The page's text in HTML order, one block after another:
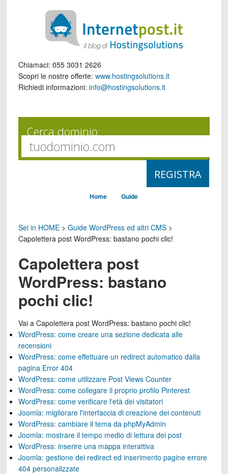
Chiamaci: 055 3031 2626
Scopri le nostre offerte: www.hostingsolutions.it
Richiedi informazioni: info@hostingsolutions.it
Cerca dominio:
Home Guide
Sei in HOME> Guide WordPress ed altri CMS>
Capolettera post WordPress: bastano pochi clic!
Capolettera post
WordPress: bastano
pochi clic!
Vai a Capolettera post WordPress: bastano pochi clic!
WordPress: come creare una sezione dedicata alle
recensioni
WordPress: come effettuare un redirect automatico dalla
pagina Error 404
WordPress: come utilizzare Post Views Counter
WordPress: come collegare il proprio profilo Pinterest
WordPress: come verificare l'età dei visitatori
Joomla: migliorare l'interfaccia di creazione dei contenuti
WordPress: cambiare il tema da phpMyAdmin
Joomla: mostrare il tempo medio di lettura dei post
WordPress: inserire una mappa interattiva
Joomla: gestione dei redirect ed inserimento pagine errore
404 personalizzate